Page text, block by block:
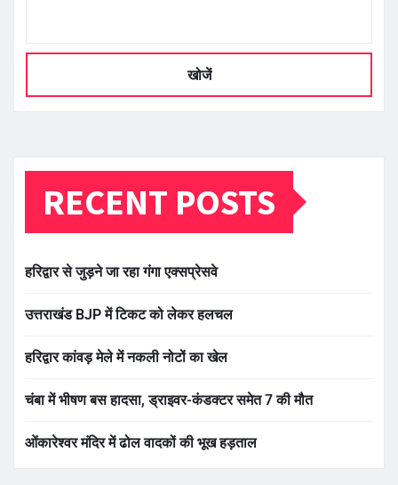
खोजें
RECENT POSTS
हरिद्वार से जुड़ने जा रहा गंगा एक्सप्रेसवे
उत्तराखंड BJP में टिकट को लेकर हलचल
हरिद्वार कांवड़ मेले में नकली नोटों का खेल
चंबा में भीषण बस हादसा, ड्राइवर-कंडक्टर समेत 7 की मौत
ओंकारेश्वर मंदिर में ढोल वादकों की भूख हड़ताल